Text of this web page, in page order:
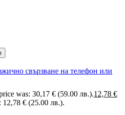
свързване на телефон или
was: 30,17 € (59.00 лв.).12,78 €
12,78 € (25.00 лв.).